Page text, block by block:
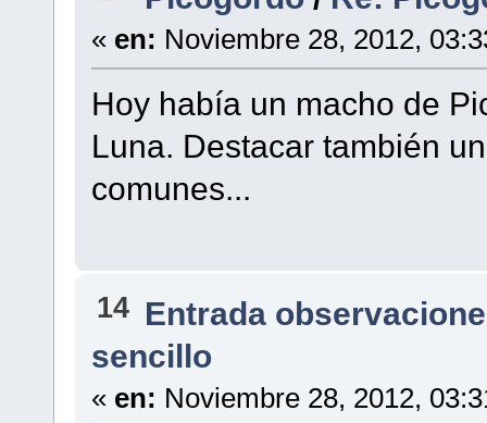
« en: Noviembre 28, 2012,
Hoy había un macho de
Luna. Destacar también
comunes...
14 Entrada
sencillo
« en: Noviembre 28, 2012,